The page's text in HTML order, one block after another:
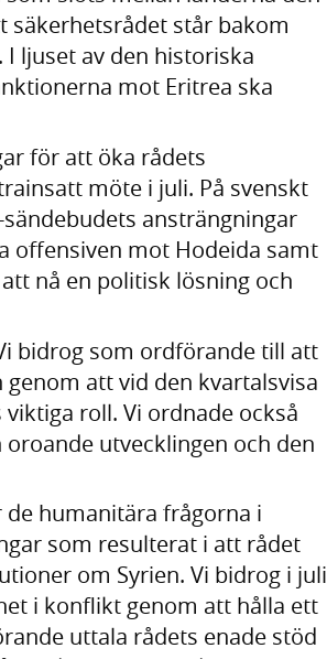
säkerhetsrådet står bakom
ljuset av den historiska
mot Eritrea ska
för att öka rådets
möte i juli. På svenskt
ansträngningar
offensiven mot Hodeida samt
nå en politisk lösning och
bidrog som ordförande till att
att vid den kvartalsvisa
roll. Vi ordnade också
utvecklingen och den
humanitära frågorna i
som resulterat i att rådet
om Syrien. Vi bidrog i juli
i konflikt genom att hålla ett
uttala rådets enade stöd